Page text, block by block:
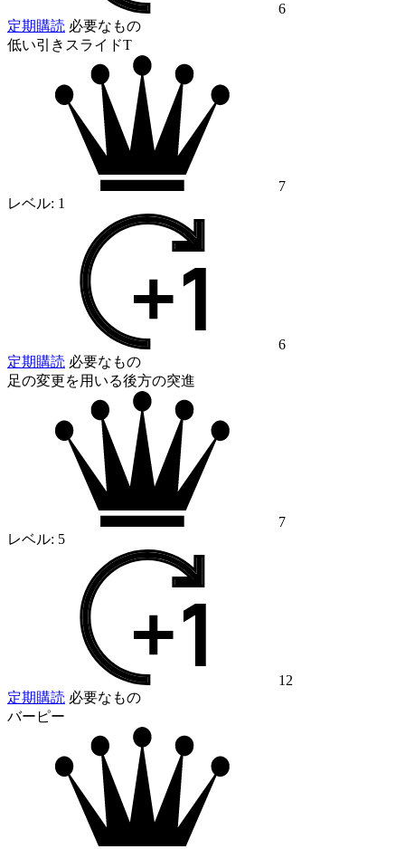
6
定期購読 必要なもの
低い引きスライドT
7
レベル: 1
6
定期購読 必要なもの
足の変更を用いる後方の突進
7
レベル: 5
12
定期購読 必要なもの
バーピー